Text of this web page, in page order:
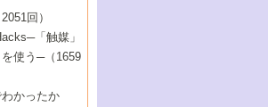
に向けた重合
の触媒および
の未来展望1：
計算化学の進
―新たな触媒
した触媒研究
触媒技術の新
術
用
反応
触媒作用
開に寄与する
？
技術
第90回触媒討論
学
の新展開
触媒
く
回）
「触媒」
使う─（1659
かったか